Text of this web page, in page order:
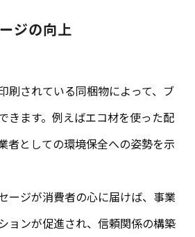
ジの向上
刷されている同梱物によって、ブ
きます。例えばエコ材を使った配
者としての環境保全への姿勢を示
ージが消費者の心に届けば、事業
ョンが促進され、信頼関係の構築